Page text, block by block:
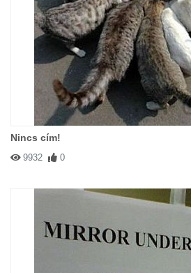
Nincs cím!
9932 0